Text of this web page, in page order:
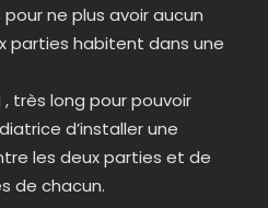
ne plus avoir aucun
parties habitent dans une
très long pour pouvoir
d’installer une
les deux parties et de
de chacun.